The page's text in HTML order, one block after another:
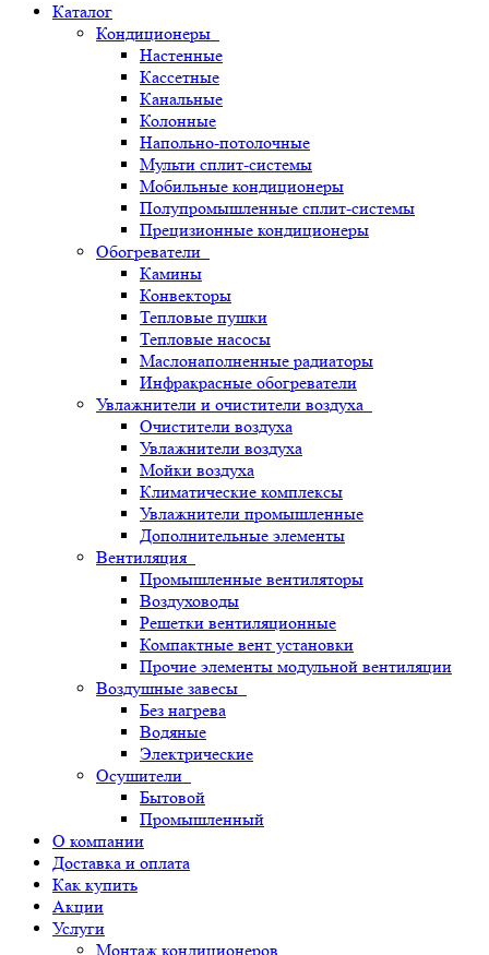
Каталог
Кондиционеры
Настенные
Кассетные
Канальные
Колонные
Напольно-потолочные
Мульти сплит-системы
Мобильные кондиционеры
Полупромышленные сплит-системы
Прецизионные кондиционеры
Обогреватели
Камины
Конвекторы
Тепловые пушки
Тепловые насосы
Маслонаполненные радиаторы
Инфракрасные обогреватели
Увлажнители и очистители воздуха
Очистители воздуха
Увлажнители воздуха
Мойки воздуха
Климатические комплексы
Увлажнители промышленные
Дополнительные элементы
Вентиляция
Промышленные вентиляторы
Воздуховоды
Решетки вентиляционные
Компактные вент установки
Прочие элементы модульной вентиляции
Воздушные завесы
Без нагрева
Водяные
Электрические
Осушители
Бытовой
Промышленный
О компании
Доставка и оплата
Как купить
Акции
Услуги
Монтаж кондиционеров